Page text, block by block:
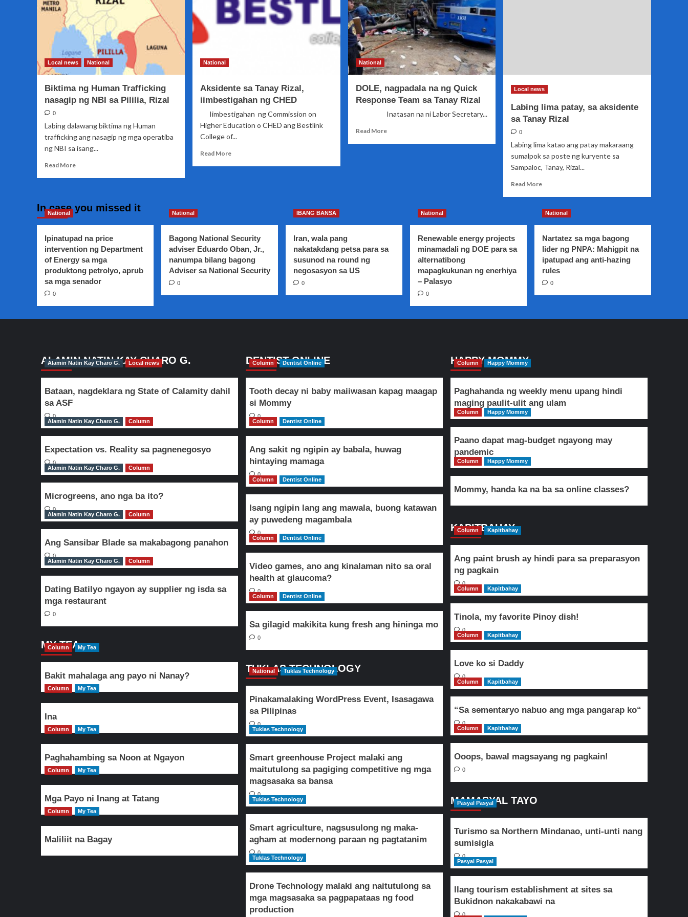
Local news National
Biktima ng Human Trafficking
nasagip ng NBI sa Pililia, Rizal
0
Labing dalawang biktima ng Human
trafficking ang nasagip ng mga operatiba
ng NBI sa isang...
Read MoreRead
Human
ng
NBI
sa
Pililia,
Rizal
National
Aksidente sa Tanay Rizal,
iimbestigahan ng CHED
Iimbestigahan ng Commission on
Higher Education o CHED ang Bestlink
College of...
Read MoreRead
CHED
National
DOLE, nagpadala na ng Quick
Response Team sa Tanay Rizal
Inatasan na ni Labor Secretary...
Read MoreRead
sa
Rizal
Local news
Labing lima patay, sa aksidente
sa Tanay Rizal
0
Labing lima katao ang patay makaraang
sumalpok sa poste ng kuryente sa
Sampaloc, Tanay, Rizal...
Read MoreRead
Labing
sa
aksidente
sa
Tanay
Rizal
In case you missed it
National
Ipinatupad na price
intervention ng Department
of Energy sa mga
produktong petrolyo, aprub
sa mga senador
0
National
Bagong National Security
adviser Eduardo Oban, Jr.,
nanumpa bilang bagong
Adviser sa National Security
0
IBANG BANSA
Iran, wala pang
nakatakdang petsa para sa
susunod na round ng
negosasyon sa US
0
National
Renewable energy projects
minamadali ng DOE para sa
alternatibong
mapagkukunan ng enerhiya
– Palasyo
0
National
Nartatez sa mga bagong
lider ng PNPA: Mahigpit na
ipatupad ang anti-hazing
rules
0
ALAMIN NATIN KAY CHARO G.
Alamin Natin Kay Charo G. Local news
Bataan, nagdeklara ng State of Calamity dahil
sa ASF
0
Alamin Natin Kay Charo G.
Column
Expectation vs. Reality sa pagnenegosyo
0
Alamin Natin Kay Charo G.
Column
Microgreens, ano nga ba ito?
0
Alamin Natin Kay Charo G.
Column
Ang Sansibar Blade sa makabagong panahon
0
Alamin Natin Kay Charo G.
Column
Dating Batilyo ngayon ay supplier ng isda sa
mga restaurant
0
MY TEA
Column My Tea
Bakit mahalaga ang payo ni Nanay?
Column My Tea
Ina
Column My Tea
Paghahambing sa Noon at Ngayon
Column My Tea
Mga Payo ni Inang at Tatang
Column My Tea
Maliliit na Bagay
DENTIST ONLINE
Column Dentist Online
Tooth decay ni baby maiiwasan kapag maagap
si Mommy
0
Column
Dentist Online
Ang sakit ng ngipin ay babala, huwag
hintaying mamaga
0
Column
Dentist Online
Isang ngipin lang ang mawala, buong katawan
ay puwedeng magambala
0
Column
Dentist Online
Video games, ano ang kinalaman nito sa oral
health at glaucoma?
0
Column
Dentist Online
Sa gilagid makikita kung fresh ang hininga mo
0
TUKLAS TECHNOLOGY
National Tuklas Technology
Pinakamalaking WordPress Event, Isasagawa
sa Pilipinas
0
Tuklas Technology
Smart greenhouse Project malaki ang
maitutulong sa pagiging competitive ng mga
magsasaka sa bansa
0
Tuklas Technology
Smart agriculture, nagsusulong ng maka-
agham at modernong paraan ng pagtatanim
0
Tuklas Technology
Drone Technology malaki ang naitutulong sa
mga magsasaka sa pagpapataas ng food
production
HAPPY MOMMY
Column Happy Mommy
Paghahanda ng weekly menu upang hindi
maging paulit-ulit ang ulam
Column Happy Mommy
Paano dapat mag-budget ngayong may
pandemic
Column Happy Mommy
Mommy, handa ka na ba sa online classes?
KAPITBAHAY
Column Kapitbahay
Ang paint brush ay hindi para sa preparasyon
ng pagkain
0
Column
Kapitbahay
Tinola, my favorite Pinoy dish!
0
Column
Kapitbahay
Love ko si Daddy
0
Column
Kapitbahay
“Sa sementaryo nabuo ang mga pangarap ko“
0
Column
Kapitbahay
Ooops, bawal magsayang ng pagkain!
0
MAMASYAL TAYO
Pasyal Pasyal
Turismo sa Northern Mindanao, unti-unti nang
sumisigla
0
Pasyal Pasyal
Ilang tourism establishment at sites sa
Bukidnon nakakabawi na
0